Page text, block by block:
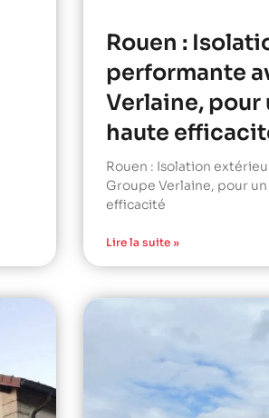
Rouen :
performante
Verlaine, pour
haute
Rouen : Isolation
Groupe Verlaine, pour
efficacité
Lire la suite »